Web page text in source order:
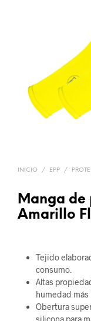
INICIO / EPP /
Manga de
Amarillo
Tejido
consumo.
Altas
humedad más
Obertura